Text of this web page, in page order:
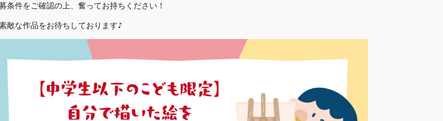
条件をご確認の上、奮ってお持ちください！
敵な作品をお待ちしております♪